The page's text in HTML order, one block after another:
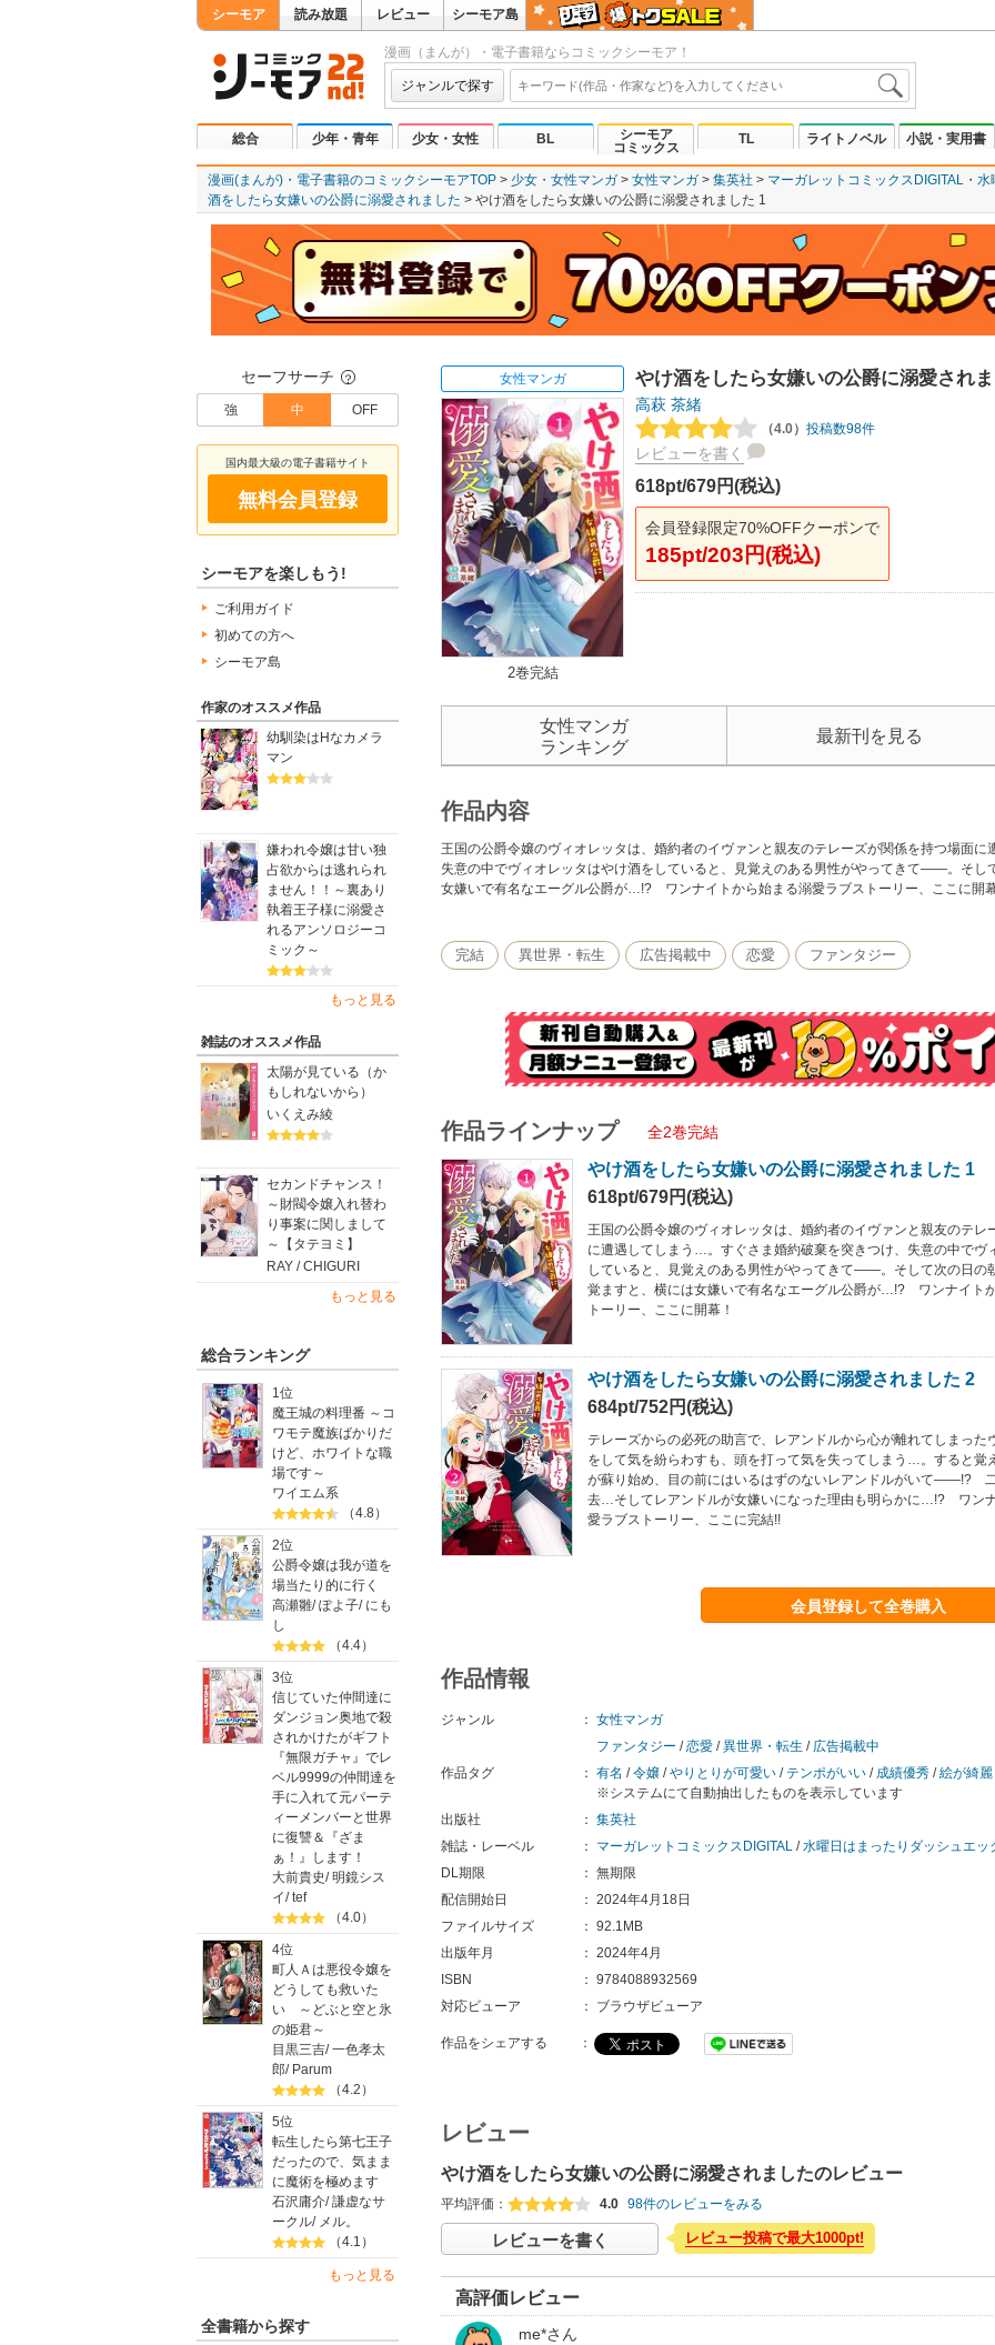
シーモア 読み放題 レビュー シーモア島
漫画（まんが）・電子書籍ならコミックシーモア！
ジャンルで探す
総合 少年・青年 少女・女性 BL
シーモア
コミックス
TL ライトノベル 小説・実用書
漫画(まんが)・電子書籍のコミックシーモアTOP 少女・女性マンガ 女性マンガ 集英社 マーガレットコミックスDIGITAL 水
酒をしたら女嫌いの公爵に溺愛されました
やけ酒をしたら女嫌いの公爵に溺愛されました 1
セーフサーチ ？
強 中 OFF
国内最大級の電子書籍サイト
無料会員登録
シーモアを楽しもう!
ご利用ガイド
初めての方へ
シーモア島
作家のオススメ作品
幼馴染はHなカメラ
マン
嫌われ令嬢は甘い独
占欲からは逃れられ
ません！！～裏あり
執着王子様に溺愛さ
れるアンソロジーコ
ミック～
もっと見る
雑誌のオススメ作品
太陽が見ている（か
もしれないから）
いくえみ綾
セカンドチャンス！
～財閥令嬢入れ替わ
り事案に関しまして
～【タテヨミ】
RAY / CHIGURI
もっと見る
総合ランキング
1位
魔王城の料理番 ～コ
ワモテ魔族ばかりだ
けど、ホワイトな職
場です～
ワイエム系
（4.8）
2位
公爵令嬢は我が道を
場当たり的に行く
高瀬雛/ぽよ子/ にも
し
（4.4）
3位
信じていた仲間達に
ダンジョン奥地で殺
されかけたがギフト
『無限ガチャ』でレ
ベル9999の仲間達を
手に入れて元パーテ
ィーメンバーと世界
に復讐＆『ざま
ぁ！』します！
大前貴史/明鏡シス
イ/tef
（4.0）
4位
町人Ａは悪役令嬢を
どうしても救いた
い ～どぶと空と氷
の姫君～
目黒三吉/一色孝太
郎/ Parum
（4.2）
5位
転生したら第七王子
だったので、気まま
に魔術を極めます
石沢庸介/謙虚なサ
ークル/ メル。
（4.1）
もっと見る
全書籍から探す
女性マンガ
2巻完結
やけ酒をしたら女嫌いの公爵に溺愛され
高萩 茶緒
（4.0） 投稿数98件
レビューを書く
618pt/679円(税込)
会員登録限定70%OFFクーポンで
185pt/203円(税込)
女性マンガ
ランキング
最新刊を見る
作品内容
王国の公爵令嬢のヴィオレッタは、婚約者のイヴァンと親友のテレーズが関係を持つ場面
失意の中でヴィオレッタはやけ酒をしていると、見覚えのある男性がやってきて――。そし
女嫌いで有名なエーグル公爵が…!? ワンナイトから始まる溺愛ラブストーリー、ここに開幕
完結 異世界・転生 広告掲載中 恋愛 ファンタジー
作品ラインナップ 全2巻完結
やけ酒をしたら女嫌いの公爵に溺愛されました 1
618pt/679円(税込)
王国の公爵令嬢のヴィオレッタは、婚約者のイヴァンと親友のテレ
に遭遇してしまう…。すぐさま婚約破棄を突きつけ、失意の中でヴ
していると、見覚えのある男性がやってきて――。そして次の日の
覚ますと、横には女嫌いで有名なエーグル公爵が…!? ワンナイト
トーリー、ここに開幕！
やけ酒をしたら女嫌いの公爵に溺愛されました 2
684pt/752円(税込)
テレーズからの必死の助言で、レアンドルから心が離れてしまった
をして気を紛らわすも、頭を打って気を失ってしまう…。すると覚
が蘇り始め、目の前にはいるはずのないレアンドルがいて――!?
去…そしてレアンドルが女嫌いになった理由も明らかに…!? ワン
愛ラブストーリー、ここに完結!!
会員登録して全巻購入
作品情報
ジャンル ： 女性マンガ
ファンタジー /恋愛 /異世界・転生 / 広告掲載中
作品タグ
： 有名 /令嬢 /やりとりが可愛い /テンポがいい / 成績優秀 /絵が綺麗
※システムにて自動抽出したものを表示しています
出版社
： 集英社
雑誌・レーベル
： マーガレットコミックスDIGITAL /水曜日はまったりダッシュエッ
DL期限
： 無期限
配信開始日
： 2024年4月18日
ファイルサイズ
： 92.1MB
出版年月
： 2024年4月
ISBN
： 9784088932569
対応ビューア
： ブラウザビューア
作品をシェアする ：
レビュー
やけ酒をしたら女嫌いの公爵に溺愛されましたのレビュー
平均評価： 4.0 98件のレビューをみる
レビューを書く レビュー投稿で最大1000pt!
高評価レビュー
me*さん